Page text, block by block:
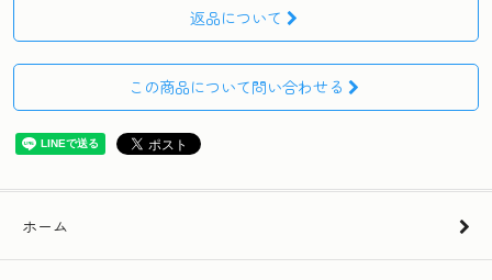
返品について
この商品について問い合わせる
ホーム